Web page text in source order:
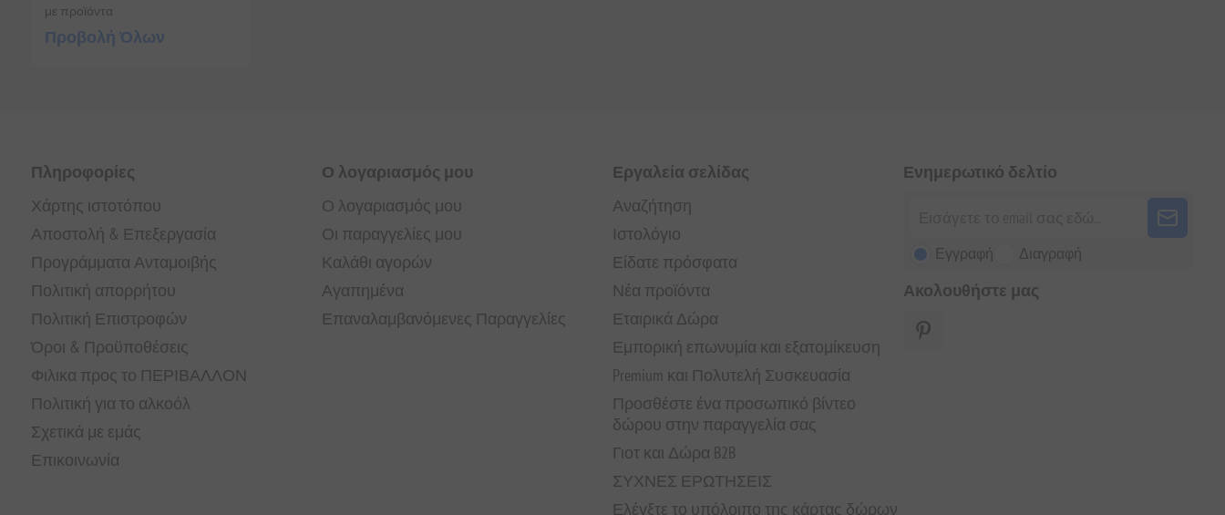
με προϊόντα
Προβολή Όλων
Πληροφορίες
Χάρτης ιστοτόπου
Αποστολή & Επεξεργασία
Προγράμματα Ανταμοιβής
Πολιτική απορρήτου
Πολιτική Επιστροφών
Όροι & Προϋποθέσεις
Φιλικα προς το ΠΕΡΙΒΑΛΛΟΝ
Πολιτική για το αλκοόλ
Σχετικά με εμάς
Επικοινωνία
Ο λογαριασμός μου
Ο λογαριασμός μου
Οι παραγγελίες μου
Καλάθι αγορών
Αγαπημένα
Επαναλαμβανόμενες Παραγγελίες
Εργαλεία σελίδας
Αναζήτηση
Ιστολόγιο
Είδατε πρόσφατα
Νέα προϊόντα
Εταιρικά Δώρα
Εμπορική επωνυμία και εξατομίκευση
Premium και Πολυτελή Συσκευασία
Προσθέστε ένα προσωπικό βίντεο
δώρου στην παραγγελία σας
Γιοτ και Δώρα B2B
ΣΥΧΝΕΣ ΕΡΩΤΗΣΕΙΣ
Ελέγξτε το υπόλοιπο της κάρτας δώρων
Ενημερωτικό δελτίο
Εγγραφή Διαγραφή
Ακολουθήστε μας